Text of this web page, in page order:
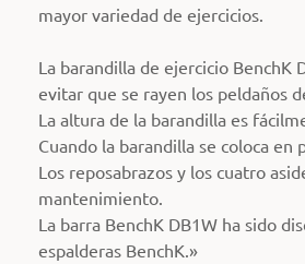
mayor variedad de ejercicios.
La barandilla de ejercicio BenchK
evitar que se rayen los peldaños
La altura de la barandilla es
Cuando la barandilla se coloca
Los reposabrazos y los cuatro
mantenimiento.
La barra BenchK DB1W ha sido
espalderas BenchK.»